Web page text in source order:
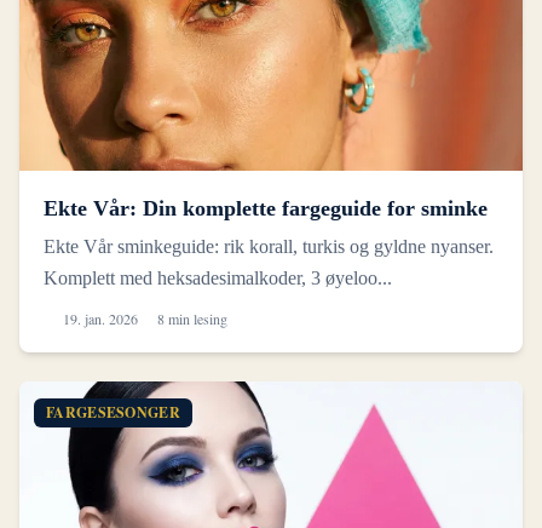
Ekte Vår: Din komplette fargeguide for sminke
Ekte Vår sminkeguide: rik korall, turkis og gyldne nyanser.
Komplett med heksadesimalkoder, 3 øyeloo...
19. jan. 2026 8 min lesing
FARGESESONGER